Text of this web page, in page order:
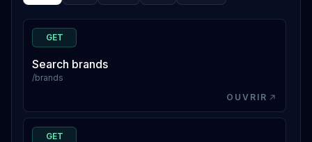
GET
Search brands
/brands
OUVRIR
GET